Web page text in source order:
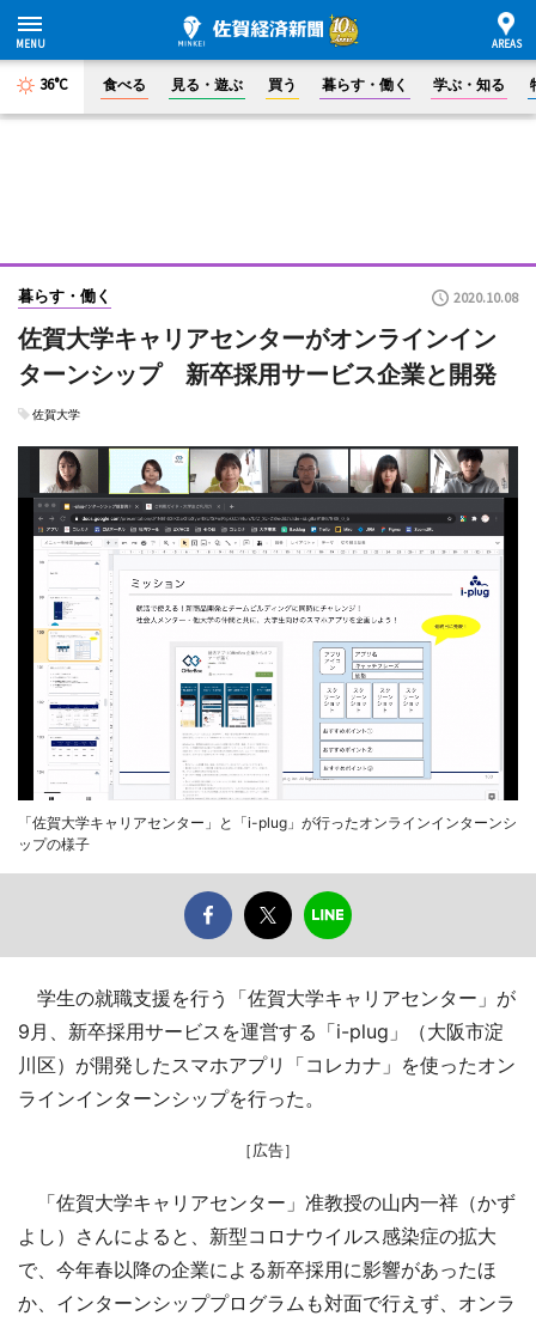
36°C 食べる 見る・遊ぶ 買う 暮らす・働く 学ぶ・知る
暮らす・働く 2020.10.08
佐賀大学キャリアセンターがオンラインイン
ターンシップ 新卒採用サービス企業と開発
佐賀大学
「佐賀大学キャリアセンター」と「i-plug」が行ったオンラインインターンシ
ップの様子
学生の就職支援を行う「佐賀大学キャリアセンター」が
9月、新卒採用サービスを運営する「i-plug」（大阪市淀
川区）が開発したスマホアプリ「コレカナ」を使ったオン
ラインインターンシップを行った。
［広告］
「佐賀大学キャリアセンター」准教授の山内一祥（かず
よし）さんによると、新型コロナウイルス感染症の拡大
で、今年春以降の企業による新卒採用に影響があったほ
か、インターンシッププログラムも対面で行えず、オンラ